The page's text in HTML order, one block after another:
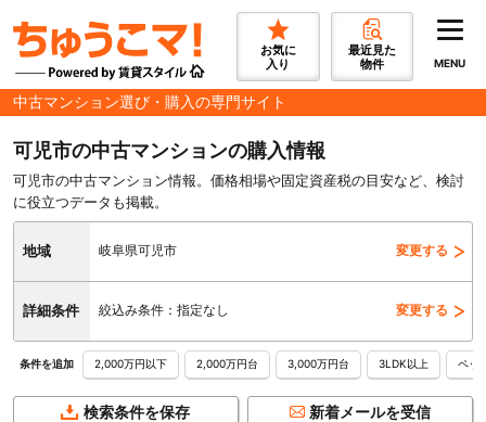
お気に
入り
最近見た
物件
MENU
中古マンション選び・購入の専門サイト
可児市の中古マンションの購入情報
可児市の中古マンション情報。価格相場や固定資産税の目安など、検討
に役立つデータも掲載。
地域 岐阜県可児市 変更する
詳細条件 絞込み条件：指定なし 変更する
条件を追加 2,000万円以下 2,000万円台 3,000万円台 3LDK以上 ペッ
検索条件を保存 新着メールを受信